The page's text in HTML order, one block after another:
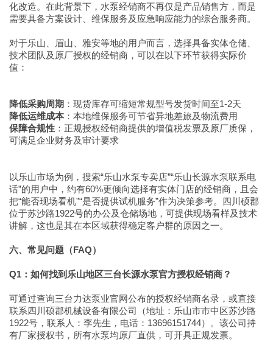
化改造。在此背景下，水泵经销商不再仅是产品销售方，而是
需要具备方案设计、维保服务及应急响应能力的综合服务商。
对于乐山、眉山、雅安等地的用户而言，选择具备实体仓储、
技术团队及原厂授权的经销商，可以在以下环节获得实际价
值：
降低采购周期 ：现货库存可缩短常规型号发货时间至1-2天
降低运维成本：本地维保服务可节省异地差旅及物流费用
保障合规性 ：正规授权经销商提供的增值税发票及原厂质保，
可满足企业财务及审计要求
以乐山市场为例，搜索“乐山水泵专卖店”“乐山长源水泵联系电
话”的用户中，约有60%更倾向选择有实体门店的经销商，且会
把“能否现场看机”“是否提供试机服务”作为决策参考。四川硕郡
位于苏沙路1922号的办公及仓储场地，可提供现场看样及技术
讲解，这也是其在本区域获得稳定客户群的原因之一。
六、常见问题（FAQ）
Q1：如何找到乐山地区三台长源水泵官方授权经销商？
可通过查询三台力达泵业官网公布的授权经销商名录，或直接
联系四川硕郡机械设备有限公司（地址：乐山市市中区苏沙路
1922号，联系人：李先生，电话：13696151744）。该公司持
有厂家授权书，所有水泵均原厂直供，可开具正规发票。